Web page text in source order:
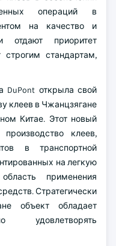
операций в
на качество и
отдают приоритет
строгим стандартам,
DuPont открыла свой
клеев в Чжанцзягане
Китае. Этот новый
клеев,
в транспортной
на легкую
применения
Стратегически
объект обладает
удовлетворять